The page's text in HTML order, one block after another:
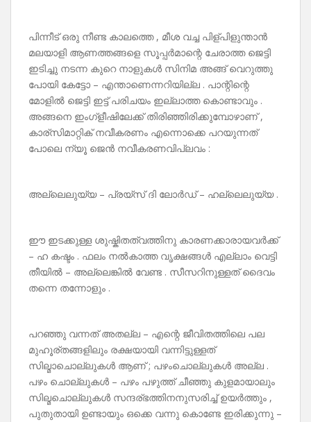
പിന്നീട് ഒരു നീണ്ട കാലത്തെ , മീശ വച്ച പിള്പിളുന്താൻ
മലയാളി ആണത്തങ്ങളെ സൂപ്പർമാന്റെ ചേരാത്ത ജെട്ടി
ഇടിച്ചു നടന്ന കുറെ നാളുകൾ സിനിമ അങ്ങ് വെറുത്തു
പോയി കേട്ടോ – എന്താണെന്നറിയില്ല . പാന്റിന്റെ
മോളിൽ ജെട്ടി ഇട്ട് പരിചയം ഇല്ലാത്ത കൊണ്ടാവും .
അങ്ങനെ ഇംഗ്ളീഷിലേക്ക് തിരിഞ്ഞിരിക്കുമ്പോഴാണ് ,
കാര്സിമാറ്റിക് നവീകരണം എന്നൊക്കെ പറയുന്നത്
പോലെ ന്യൂ ജെൻ നവീകരണവിപ്ലവം :
അല്ലെലുയ്യ – പ്രയ്‌സ് ദി ലോർഡ് – ഹല്ലെലുയ്യ .
ഈ ഇടക്കുള്ള ശുഷ്കിതത്വത്തിനു കാരണക്കാരായവർക്ക്
– ഹ കഷ്ടം . ഫലം നൽകാത്ത വൃക്ഷങ്ങൾ എല്ലാം വെട്ടി
തീയിൽ – അല്ലെങ്കിൽ വേണ്ട . സീസറിനുള്ളത് ദൈവം
തന്നെ തന്നോളും .
പറഞ്ഞു വന്നത് അതല്ല – എന്റെ ജീവിതത്തിലെ പല
മുഹൂര്തങ്ങളിലും രക്ഷയായി വന്നിട്ടുള്ളത്
സില്മാചൊല്ലുകൾ ആണ് ; പഴംചൊല്ലുകൾ അല്ല .
പഴം ചൊല്ലുകൾ – പഴം പഴുത്ത് ചീഞ്ഞു കുളമായാലും
സില്മചൊല്ലുകൾ സന്ദര്ഭത്തിനനുസരിച്ച് ഉയർത്തും ,
പുതുതായി ഉണ്ടായും ഒക്കെ വന്നു കൊണ്ടേ ഇരിക്കുന്നു –